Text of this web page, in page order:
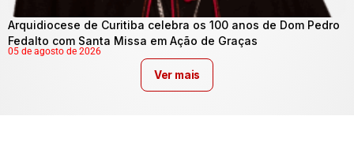
Arquidiocese de Curitiba celebra os 100 anos de Dom Pedro
Fedalto com Santa Missa em Ação de Graças
05 de agosto de 2026
Ver mais